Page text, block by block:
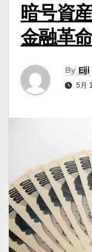
暗号資
金融革
By Eiji
5月